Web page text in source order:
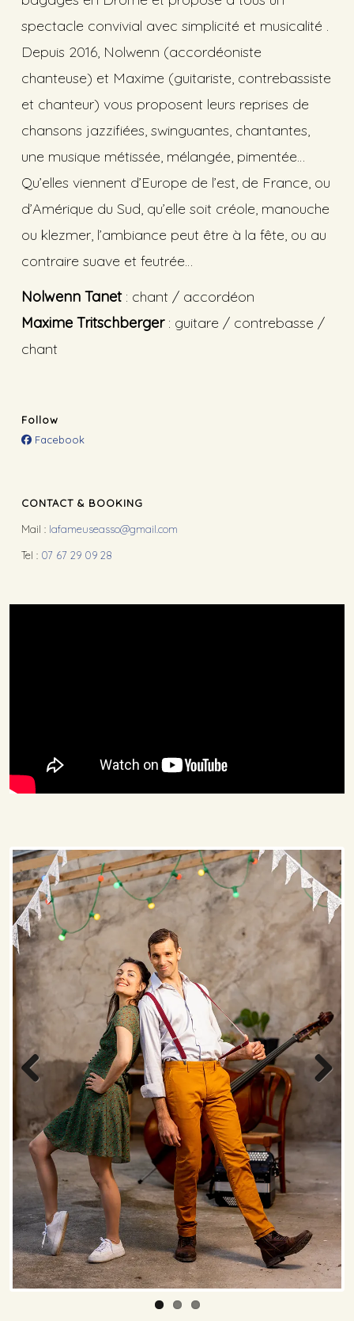
Next
spectacle convivial avec simplicité et musicalité .
Depuis 2016, Nolwenn (accordéoniste
chanteuse) et Maxime (guitariste, contrebassiste
et chanteur) vous proposent leurs reprises de
chansons jazzifiées, swinguantes, chantantes,
une musique métissée, mélangée, pimentée…
Qu’elles viennent d’Europe de l’est, de France, ou
d’Amérique du Sud, qu’elle soit créole, manouche
ou klezmer, l’ambiance peut être à la fête, ou au
contraire suave et feutrée…
Nolwenn Tanet: chant / accordéon
Maxime Tritschberger: guitare / contrebasse /
chant
Follow
Facebook
CONTACT & BOOKING
Mail : lafameuseasso@gmail.com
Tel : 07 67 29 09 28